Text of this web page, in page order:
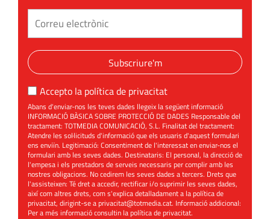
Subscriure'm
Accepto la política de privacitat
Abans d'enviar-nos les teves dades llegeix la següent informació
INFORMACIÓ BÀSICA SOBRE PROTECCIÓ DE DADES Responsable del
tractament: TOTMEDIA COMUNICACIÓ, S.L. Finalitat del tractament:
Atendre les sol·licituds d'informació que els usuaris d'aquest formulari
ens enviïn. Legitimació: Consentiment de l'interessat en enviar-nos el
formulari amb les seves dades. Destinataris: El personal, la direcció de
l'empesa i els prestadors de serveis necessaris per complir amb les
nostres obligacions. No cedirem les seves dades a tercers. Drets que
l'assisteixen: Té dret a accedir, rectificar i/o suprimir les seves dades,
així com altres drets, com s'explica detalladament a la política de
privacitat, dirigint-se aprivacitat@totmedia.cat. Informació addicional:
Per a més informació consultin lapolítica de privacitat.